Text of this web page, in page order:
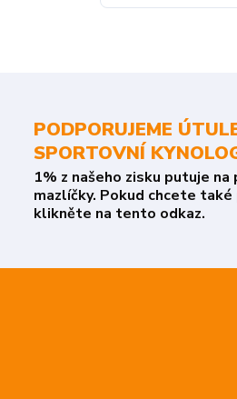
PODPORUJEME
SPORTOVNÍ
1% z našeho zisku putuje na
mazlíčky. Pokud chcete
klikněte na tento odkaz.